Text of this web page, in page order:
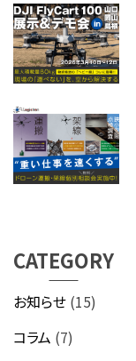
CATEGORY
お知らせ (15)
コラム (7)